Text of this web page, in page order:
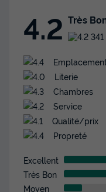
Arcachon 4
+ TV
4.2 Très
Emplacement
Literie
Chambres
Service
Qualité/prix
Propreté
Excellent
Très Bon
Moyen